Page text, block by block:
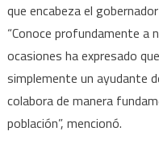
que encabeza el
“Conoce profundamente a
ocasiones ha expresado
simplemente un ayudante
colabora de manera
población”, mencionó.